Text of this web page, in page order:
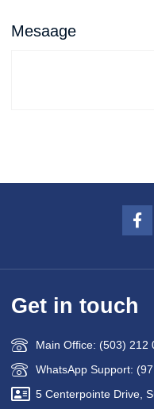
Mesaage
Get in touch
Main Office: (503) 212
WhatsApp Support:
5 Centerpointe Drive,